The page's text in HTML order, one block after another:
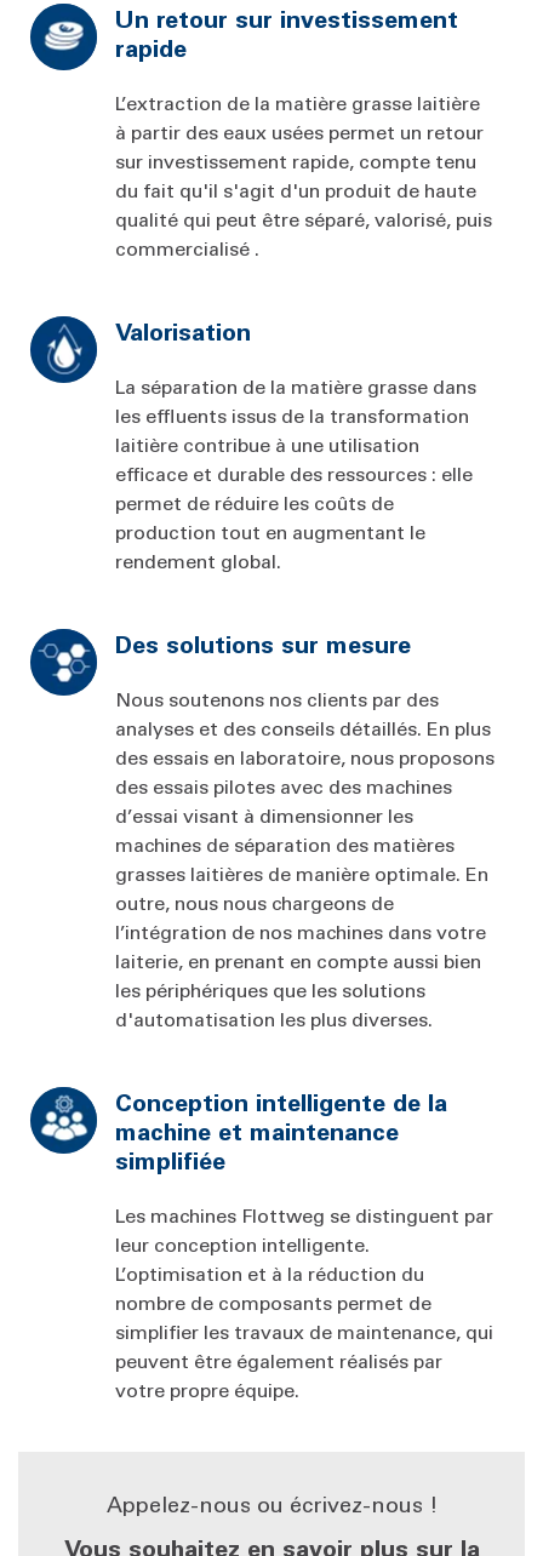
Un retour sur investissement
rapide
L’extraction de la matière grasse laitière
à partir des eaux usées permet un retour
sur investissement rapide, compte tenu
du fait qu'il s'agit d'un produit de haute
qualité qui peut être séparé, valorisé, puis
commercialisé .
Valorisation
La séparation de la matière grasse dans
les effluents issus de la transformation
laitière contribue à une utilisation
efficace et durable des ressources : elle
permet de réduire les coûts de
production tout en augmentant le
rendement global.
Des solutions sur mesure
Nous soutenons nos clients par des
analyses et des conseils détaillés. En plus
des essais en laboratoire, nous proposons
des essais pilotes avec des machines
d’essai visant à dimensionner les
machines de séparation des matières
grasses laitières de manière optimale. En
outre, nous nous chargeons de
l’intégration de nos machines dans votre
laiterie, en prenant en compte aussi bien
les périphériques que les solutions
d'automatisation les plus diverses.
Conception intelligente de la
machine et maintenance
simplifiée
Les machines Flottweg se distinguent par
leur conception intelligente.
L’optimisation et à la réduction du
nombre de composants permet de
simplifier les travaux de maintenance, qui
peuvent être également réalisés par
votre propre équipe.
Appelez-nous ou écrivez-nous !
Vous souhaitez en savoir plus sur la